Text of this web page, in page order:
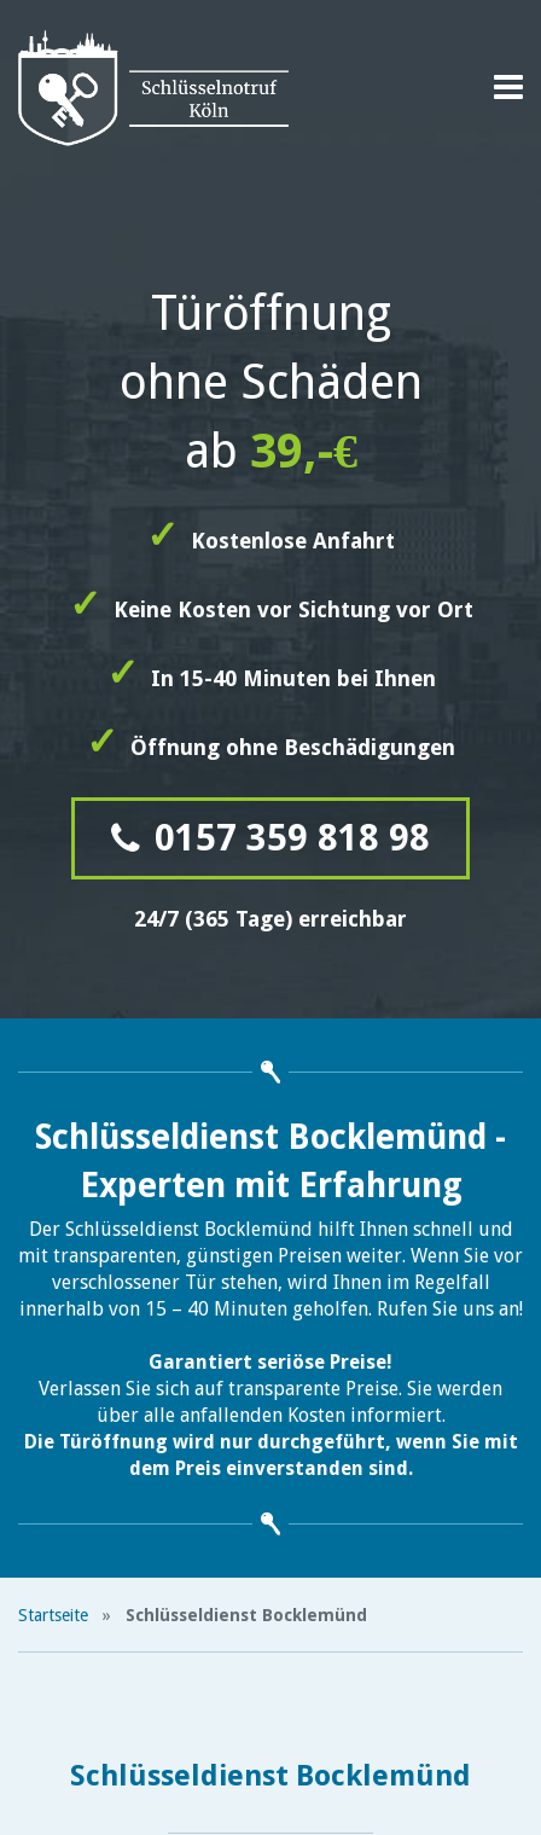
Türöffnung
ohne Schäden
ab 39,-€
✓ Kostenlose Anfahrt
✓ Keine Kosten vor Sichtung vor Ort
✓ In 15-40 Minuten bei Ihnen
✓ Öffnung ohne Beschädigungen
0157 359 818 98
24/7 (365 Tage) erreichbar
Schlüsseldienst Bocklemünd -
Experten mit Erfahrung
Der Schlüsseldienst Bocklemünd hilft Ihnen schnell und
mit transparenten, günstigen Preisen weiter. Wenn Sie vor
verschlossener Tür stehen, wird Ihnen im Regelfall
innerhalb von 15 – 40 Minuten geholfen. Rufen Sie uns an!
Garantiert seriöse Preise!
Verlassen Sie sich auf transparente Preise. Sie werden
über alle anfallenden Kosten informiert.
Die Türöffnung wird nur durchgeführt, wenn Sie mit
dem Preis einverstanden sind.
Startseite » Schlüsseldienst Bocklemünd
Schlüsseldienst Bocklemünd